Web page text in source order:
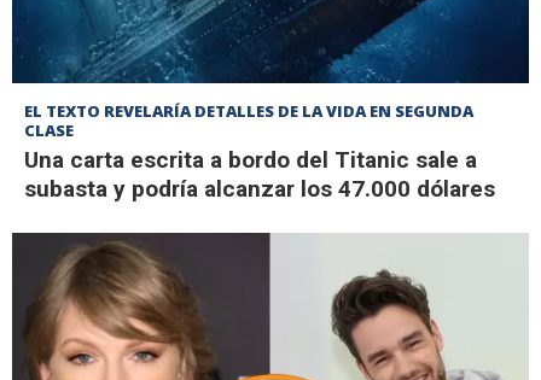
EL TEXTO REVELARÍA DETALLES DE LA VIDA EN SEGUNDA
CLASE
Una carta escrita a bordo del Titanic sale a
subasta y podría alcanzar los 47.000 dólares